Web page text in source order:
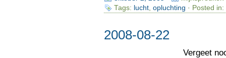
Tags: lucht, opluchting · Posted in:
2008-08-22
Vergeet